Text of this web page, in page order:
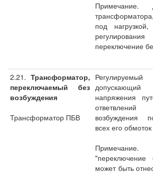
Примечание.
под
переключение
2.21. Трансформатор,
переключаемый без
возбуждения
Трансформатор ПБВ
допускающий
напряжения
возбуждения
всех его
"переключение
может быть